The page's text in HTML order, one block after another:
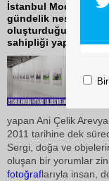
İstanbul Modern
gündelik
oluşturduğu
sahipliği yapıyor
yapan Ani Çelik
2011 tarihine dek
Sergi, doğa ve
oluşan bir yorumlar
fotoğraflarıyla insan,